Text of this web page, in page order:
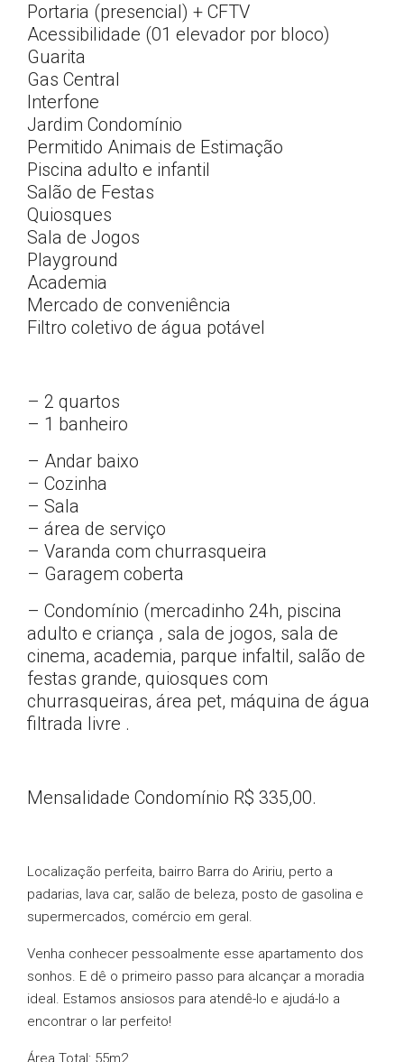
Portaria (presencial) + CFTV
Acessibilidade (01 elevador por bloco)
Guarita
Gas Central
Interfone
Jardim Condomínio
Permitido Animais de Estimação
Piscina adulto e infantil
Salão de Festas
Quiosques
Sala de Jogos
Playground
Academia
Mercado de conveniência
Filtro coletivo de água potável
– 2 quartos
– 1 banheiro
– Andar baixo
– Cozinha
– Sala
– área de serviço
– Varanda com churrasqueira
– Garagem coberta
– Condomínio (mercadinho 24h, piscina
adulto e criança , sala de jogos, sala de
cinema, academia, parque infaltil, salão de
festas grande, quiosques com
churrasqueiras, área pet, máquina de água
filtrada livre .
Mensalidade Condomínio R$ 335,00.
Localização perfeita, bairro Barra do Aririu, perto a
padarias, lava car, salão de beleza, posto de gasolina e
supermercados, comércio em geral.
Venha conhecer pessoalmente esse apartamento dos
sonhos. E dê o primeiro passo para alcançar a moradia
ideal. Estamos ansiosos para atendê-lo e ajudá-lo a
encontrar o lar perfeito!
Área Total: 55m2